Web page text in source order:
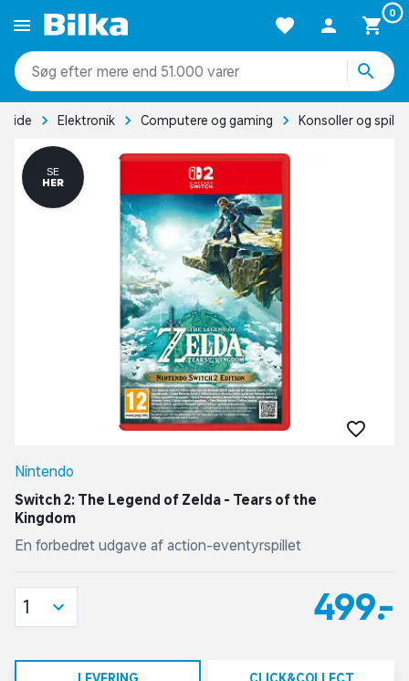
0
mere end 51.000 varer
Elektronik Computere og gaming Konsoller og spil
SE
HER
Nintendo
Switch 2: The Legend of Zelda - Tears of the
Kingdom
En forbedret udgave af action-eventyrspillet
499,-
1